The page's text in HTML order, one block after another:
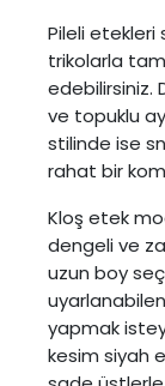
Pileli
trikolarla
edebilirsiniz.
ve topuklu
stilinde ise
rahat bir
Kloş etek
dengeli ve
uzun boy
yapmak
kesim siyah